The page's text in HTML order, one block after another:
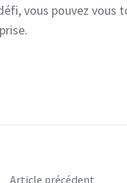
vous pouvez vous
Article précédent